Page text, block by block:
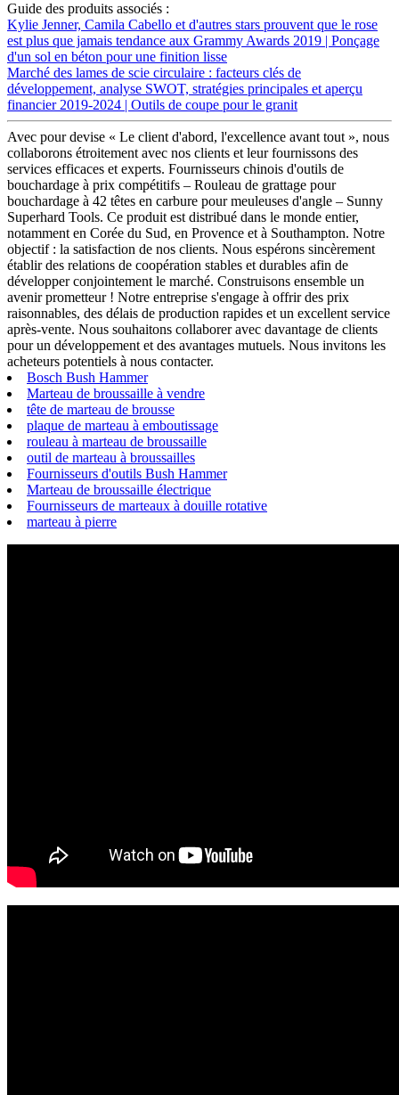
Guide des produits associés :
Kylie Jenner, Camila Cabello et d'autres stars prouvent que le rose
est plus que jamais tendance aux Grammy Awards 2019 | Ponçage
d'un sol en béton pour une finition lisse
Marché des lames de scie circulaire : facteurs clés de
développement, analyse SWOT, stratégies principales et aperçu
financier 2019-2024 | Outils de coupe pour le granit
Avec pour devise « Le client d'abord, l'excellence avant tout », nous
collaborons étroitement avec nos clients et leur fournissons des
services efficaces et experts. Fournisseurs chinois d'outils de
bouchardage à prix compétitifs – Rouleau de grattage pour
bouchardage à 42 têtes en carbure pour meuleuses d'angle – Sunny
Superhard Tools. Ce produit est distribué dans le monde entier,
notamment en Corée du Sud, en Provence et à Southampton. Notre
objectif : la satisfaction de nos clients. Nous espérons sincèrement
établir des relations de coopération stables et durables afin de
développer conjointement le marché. Construisons ensemble un
avenir prometteur ! Notre entreprise s'engage à offrir des prix
raisonnables, des délais de production rapides et un excellent service
après-vente. Nous souhaitons collaborer avec davantage de clients
pour un développement et des avantages mutuels. Nous invitons les
acheteurs potentiels à nous contacter.
Bosch Bush Hammer
Marteau de broussaille à vendre
tête de marteau de brousse
plaque de marteau à emboutissage
rouleau à marteau de broussaille
outil de marteau à broussailles
Fournisseurs d'outils Bush Hammer
Marteau de broussaille électrique
Fournisseurs de marteaux à douille rotative
marteau à pierre